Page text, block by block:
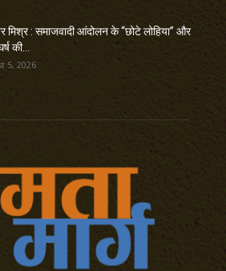
मिश्र : समाजवादी आंदोलन के “छोटे लोहिया” और
की...
5, 2026